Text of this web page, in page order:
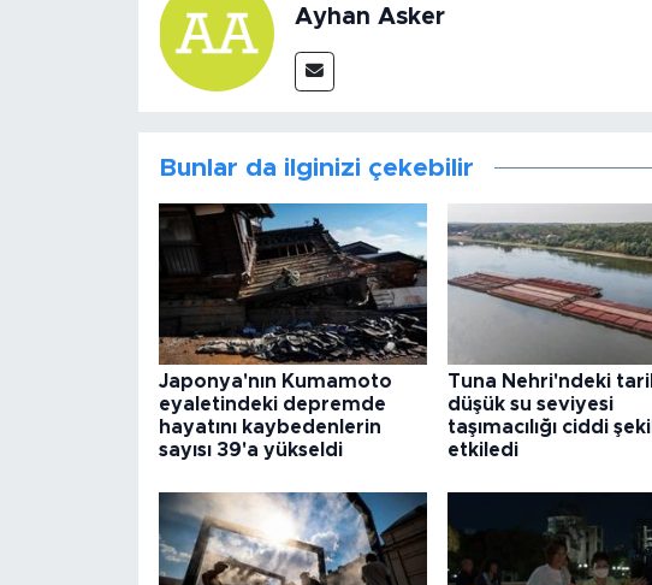
Ayhan Asker
Bunlar da ilginizi çekebilir
Japonya'nın Kumamoto
eyaletindeki depremde
hayatını kaybedenlerin
sayısı 39'a yükseldi
Tuna Nehri'ndeki
düşük su seviyesi
taşımacılığı ciddi
etkiledi